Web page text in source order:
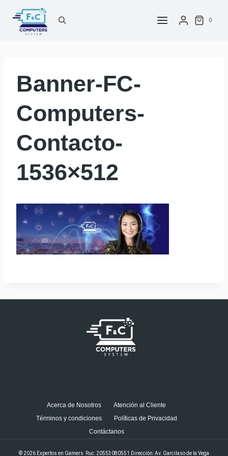
Saltar
contenido
0
Banner-FC-
Computers-
Contacto-
1536×512
Acerca de Nosotros
Atención al Cliente
Términos y condiciones
Políticas de Privacidad
Contáctanos
© 2026 Expertos en Gamers Ruc: 20553080551 Dirección: Av. Garcilaso de la Vega